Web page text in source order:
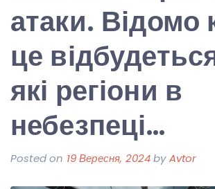
атаки. Відомо
це
які регіони в
небезпеці…
Posted on 19 Вересня, 2024byAvtor